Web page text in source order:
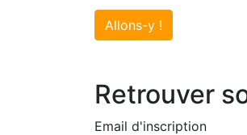
Allons-y !
Retrouver
Email d'inscription